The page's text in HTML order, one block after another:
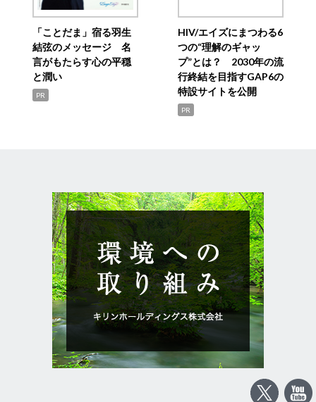
「ことだま」宿る羽生
結弦のメッセージ 名
言がもたらす心の平穏
と潤い
PR
HIV/エイズにまつわる6
つの“理解のギャッ
プ”とは？ 2030年の流
行終結を目指すGAP6の
特設サイトを公開
PR